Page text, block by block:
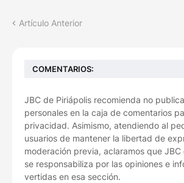
Artículo Anterior
COMENTARIOS:
JBC de Piriápolis recomienda no
personales en la caja de comentarios
privacidad. Asimismo, atendiendo al
usuarios de mantener la libertad de
moderación previa, aclaramos que JBC
se responsabiliza por las opiniones e
vertidas en esa sección.